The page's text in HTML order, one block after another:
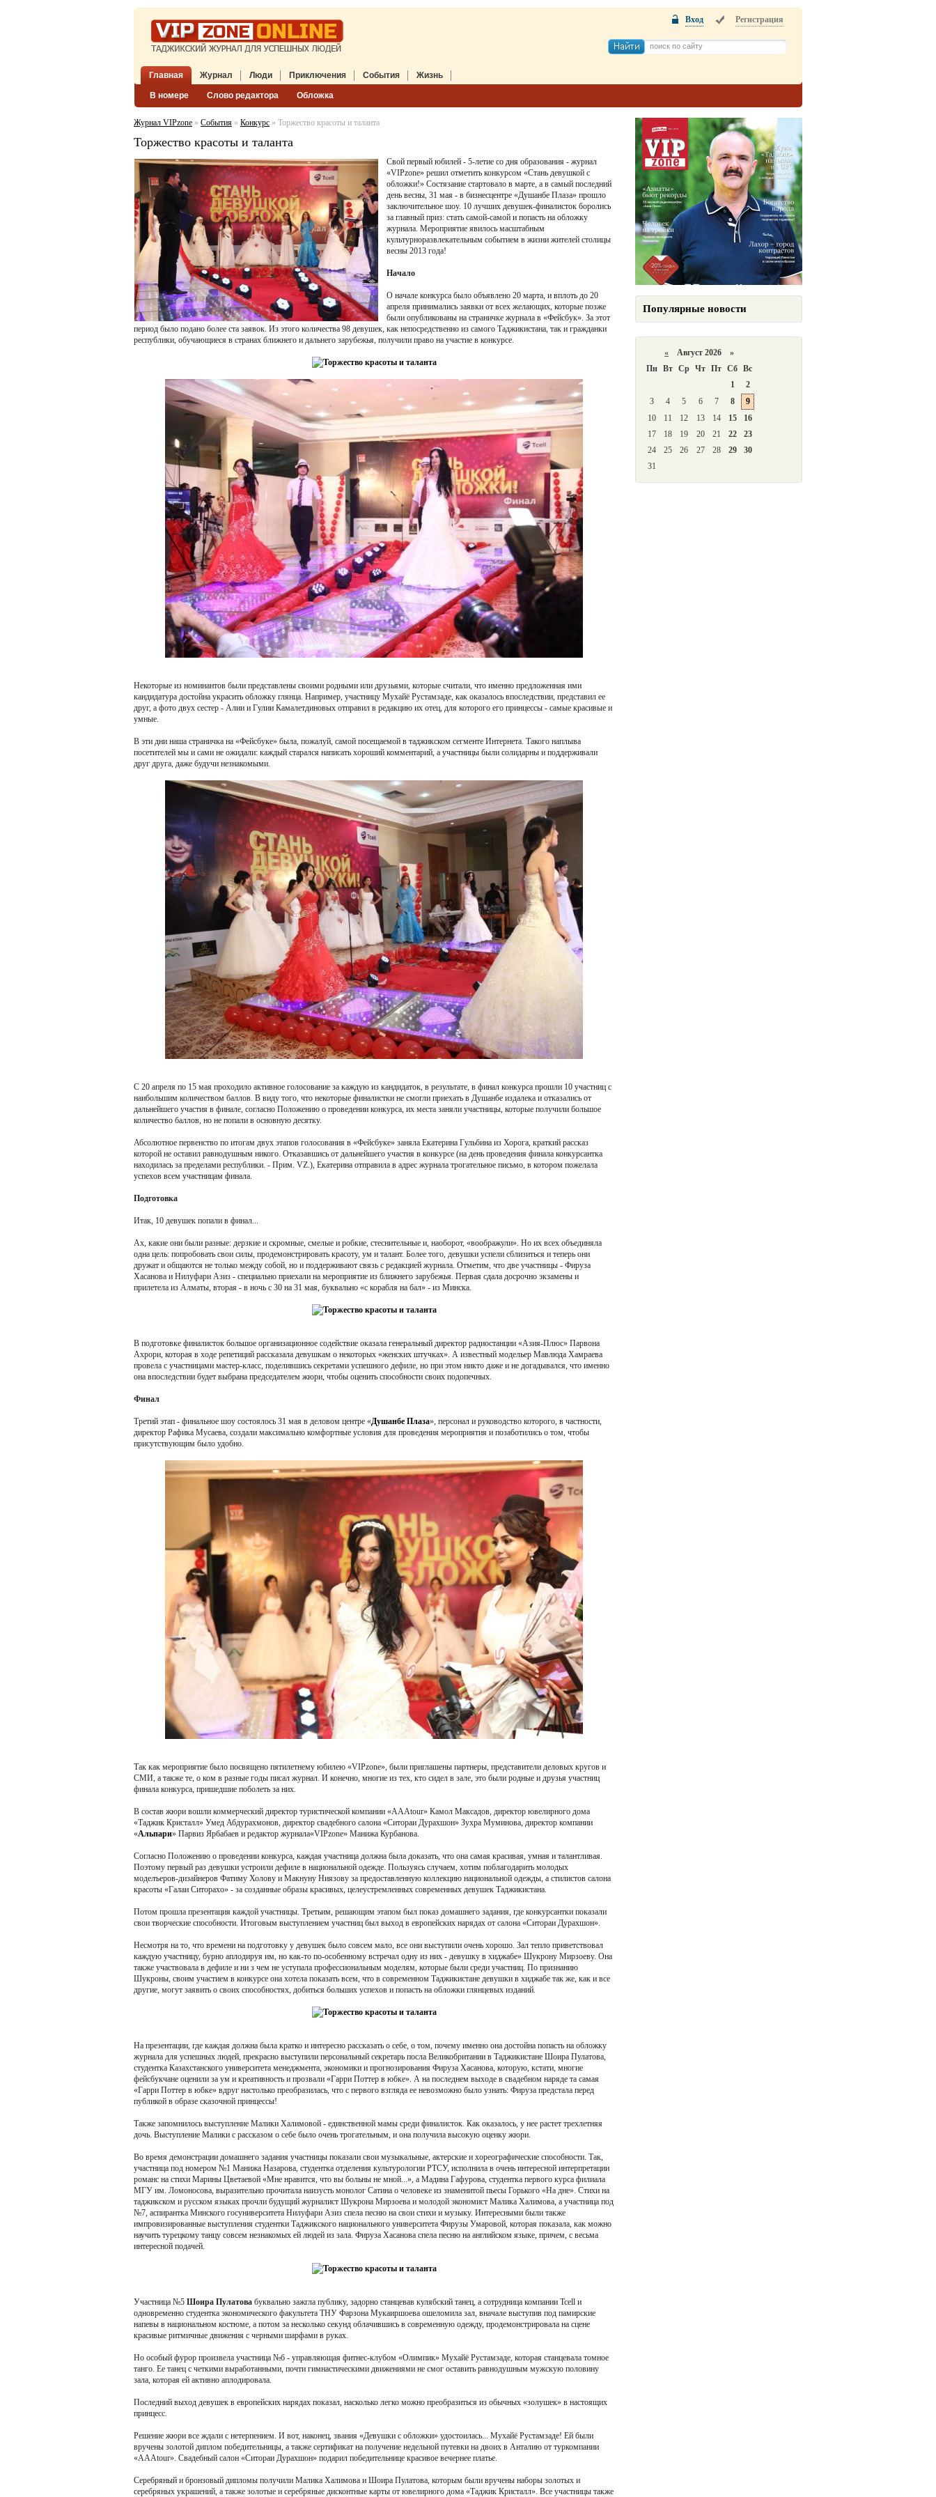
Главная Журнал
В номере Слово редактора Обложка
Люди Приключения События Жизнь
Вход Регистрация
Журнал VIPzone » События » Конкурс » Торжество красоты и таланта
Торжество красоты и таланта
Свой первый юбилей - 5-летие со дня образования - журнал
«VIPzone» решил отметить конкурсом «Стань девушкой с
обложки!» Состязание стартовало в марте, а в самый последний
день весны, 31 мая - в бизнесцентре «Душанбе Плаза» прошло
заключительное шоу. 10 лучших девушек-финалисток боролись
за главный приз: стать самой-самой и попасть на обложку
журнала. Мероприятие явилось масштабным
культурноразвлекательным событием в жизни жителей столицы
весны 2013 года!
Начало
О начале конкурса было объявлено 20 марта, и вплоть до 20
апреля принимались заявки от всех желающих, которые позже
были опубликованы на страничке журнала в «Фейсбук». За этот
период было подано более ста заявок. Из этого количества 98 девушек, как непосредственно из самого Таджикистана, так и гражданки
республики, обучающиеся в странах ближнего и дальнего зарубежья, получили право на участие в конкурсе.
Некоторые из номинантов были представлены своими родными или друзьями, которые считали, что именно предложенная ими
кандидатура достойна украсить обложку глянца. Например, участницу Мухайё Рустамзаде, как оказалось впоследствии, представил ее
друг, а фото двух сестер - Алии и Гулии Камалетдиновых отправил в редакцию их отец, для которого его принцессы - самые красивые и
умные.
В эти дни наша страничка на «Фейсбуке» была, пожалуй, самой посещаемой в таджикском сегменте Интернета. Такого наплыва
посетителей мы и сами не ожидали: каждый старался написать хороший комментарий, а участницы были солидарны и поддерживали
друг друга, даже будучи незнакомыми.
С 20 апреля по 15 мая проходило активное голосование за каждую из кандидаток, в результате, в финал конкурса прошли 10 участниц с
наибольшим количеством баллов. В виду того, что некоторые финалистки не смогли приехать в Душанбе издалека и отказались от
дальнейшего участия в финале, согласно Положению о проведении конкурса, их места заняли участницы, которые получили большое
количество баллов, но не попали в основную десятку.
Абсолютное первенство по итогам двух этапов голосования в «Фейсбуке» заняла Екатерина Гульбина из Хорога, краткий рассказ
которой не оставил равнодушным никого. Отказавшись от дальнейшего участия в конкурсе (на день проведения финала конкурсантка
находилась за пределами республики. - Прим. VZ.), Екатерина отправила в адрес журнала трогательное письмо, в котором пожелала
успехов всем участницам финала.
Подготовка
Итак, 10 девушек попали в финал...
Ах, какие они были разные: дерзкие и скромные, смелые и робкие, стеснительные и, наоборот, «воображули». Но их всех объединяла
одна цель: попробовать свои силы, продемонстрировать красоту, ум и талант. Более того, девушки успели сблизиться и теперь они
дружат и общаются не только между собой, но и поддерживают связь с редакцией журнала. Отметим, что две участницы - Фируза
Хасанова и Нилуфари Азиз - специально приехали на мероприятие из ближнего зарубежья. Первая сдала досрочно экзамены и
прилетела из Алматы, вторая - в ночь с 30 на 31 мая, буквально «с корабля на бал» - из Минска.
В подготовке финалисток большое организационное содействие оказала генеральный директор радиостанции «Азия-Плюс» Парвона
Ахрори, которая в ходе репетиций рассказала девушкам о некоторых «женских штучках». А известный модельер Мавлюда Хамраева
провела с участницами мастер-класс, поделившись секретами успешного дефиле, но при этом никто даже и не догадывался, что именно
она впоследствии будет выбрана председателем жюри, чтобы оценить способности своих подопечных.
Финал
Третий этап - финальное шоу состоялось 31 мая в деловом центре «Душанбе Плаза», персонал и руководство которого, в частности,
директор Рафика Мусаева, создали максимально комфортные условия для проведения мероприятия и позаботились о том, чтобы
присутствующим было удобно.
Так как мероприятие было посвящено пятилетнему юбилею «VIPzone», были приглашены партнеры, представители деловых кругов и
СМИ, а также те, о ком в разные годы писал журнал. И конечно, многие из тех, кто сидел в зале, это были родные и друзья участниц
финала конкурса, пришедшие поболеть за них.
В состав жюри вошли коммерческий директор туристической компании «AAAtour» Камол Максадов, директор ювелирного дома
«Таджик Кристалл» Умед Абдурахмонов, директор свадебного салона «Ситораи Дурахшон» Зухра Муминова, директор компании
«Альпари» Парвиз Ярбабаев и редактор журнала«VIPzone» Манижа Курбанова.
Согласно Положению о проведении конкурса, каждая участница должна была доказать, что она самая красивая, умная и талантливая.
Поэтому первый раз девушки устроили дефиле в национальной одежде. Пользуясь случаем, хотим поблагодарить молодых
моделъеров-дизайнеров Фатиму Холову и Макнуну Ниязову за предоставленную коллекцию национальной одежды, а стилистов салона
красоты «Галаи Ситорахо» - за созданные образы красивых, целеустремленных современных девушек Таджикистана.
Потом прошла презентация каждой участницы. Третьим, решающим этапом был показ домашнего задания, где конкурсантки показали
свои творческие способности. Итоговым выступлением участниц был выход в европейских нарядах от салона «Ситораи Дурахшон».
Несмотря на то, что времени на подготовку у девушек было совсем мало, все они выступили очень хорошо. Зал тепло приветствовал
каждую участницу, бурно аплодируя им, но как-то по-особенному встречал одну из них - девушку в хиджабе» Шукрону Мирзоеву. Она
также участвовала в дефиле и ни з чем не уступала профессиональным моделям, которые были среди участниц. По признанию
Шукроны, своим участием в конкурсе она хотела показать всем, что в современном Таджикистане девушки в хиджабе так же, как и все
другие, могут заявить о своих способностях, добиться больших успехов и попасть на обложки глянцевых изданий.
На презентации, где каждая должна была кратко и интересно рассказать о себе, о том, почему именно она достойна попасть на обложку
журнала для успешных людей, прекрасно выступили персональный секретарь посла Великобритании в Таджикистане Шоира Пулатова,
студентка Казахстанского университета менеджмента, экономики и прогнозирования Фируза Хасанова, которую, кстати, многие
фейсбукчане оценили за ум и креативность и прозвали «Гарри Поттер в юбке». А на последнем выходе в свадебном наряде та самая
«Гарри Поттер в юбке» вдруг настолько преобразилась, что с первого взгляда ее невозможно было узнать: Фируза предстала перед
публикой в образе сказочной принцессы!
Также запомнилось выступление Малики Халимовой - единственной мамы среди финалисток. Как оказалось, у нее растет трехлетняя
дочь. Выступление Малики с рассказом о себе было очень трогательным, и она получила высокую оценку жюри.
Во время демонстрации домашнего задания участницы показали свои музыкальные, актерские и хореографические способности. Так,
участница под номером №1 Манижа Назарова, студентка отделения культурологии РТСУ, исполнила в очень интересной интерпретации
романс на стихи Марины Цветаевой «Мне нравится, что вы больны не мной...», а Мадина Гафурова, студентка первого курса филиала
МГУ им. Ломоносова, выразительно прочитала наизусть монолог Сатина о человеке из знаменитой пьесы Горького «На дне». Стихи на
таджикском и русском языках прочли будущий журналист Шукрона Мирзоева и молодой экономист Малика Халимова, а участница под
№7, аспирантка Минского госуниверситета Нилуфари Азиз спела песню на свои стихи и музыку. Интересными были также
импровизированные выступления студентки Таджикского национального университета Фирузы Умаровой, которая показала, как можно
научить турецкому танцу совсем незнакомых ей людей из зала. Фируза Хасанова спела песню на английском языке, причем, с весьма
интересной подачей.
Участница №5 Шоира Пулатова буквально зажгла публику, задорно станцевав кулябский танец, а сотрудница компании Tcell и
одновременно студентка экономического факультета ТНУ Фарзона Мукаиршоева ошеломила зал, вначале выступив под памирские
напевы в национальном костюме, а потом за несколько секунд облачившись в современную одежду, продемонстрировала на сцене
красивые ритмичные движения с черными шарфами в руках.
Но особый фурор произвела участница №б - управляющая фитнес-клубом «Олимпик» Мухайё Рустамзаде, которая станцевала томное
танго. Ее танец с четкими выработанными, почти гимнастическими движениями не смог оставить равнодушным мужскую половину
зала, которая ей активно аплодировала.
Последний выход девушек в европейских нарядах показал, насколько легко можно преобразиться из обычных «золушек» в настоящих
принцесс.
Решение жюри все ждали с нетерпением. И вот, наконец, звания «Девушки с обложки» удостоилась... Мухайё Рустамзаде! Ей были
вручены золотой диплом победительницы, а также сертификат на получение недельной путевки на двоих в Анталию от туркомпании
«AAAtour». Свадебный салон «Ситораи Дурахшон» подарил победительнице красивое вечернее платье.
Серебряный и бронзовый дипломы получили Малика Халимова и Шоира Пулатова, которым были вручены наборы золотых и
серебряных украшений, а также золотые и серебряные дисконтные карты от ювелирного дома «Таджик Кристалл». Все участницы также
Популярные новости
« Август 2026 »
Пн Вт Ср Чт Пт Сб Вс
1
2
3
4 5 6 7 8
9
10
11 12 13 14 15
16
17
18 19 20 21 22
23
24
25 26 27 28 29
30
31